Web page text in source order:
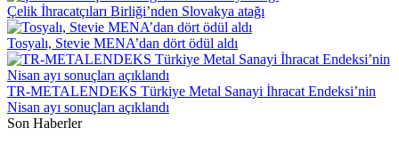
Çelik İhracatçıları Birliği’nden Slovakya atağı
Tosyalı, Stevie MENA’dan dört ödül aldı
TR-METALENDEKS Türkiye Metal Sanayi İhracat Endeksi’nin
Nisan ayı sonuçları açıklandı
Son Haberler